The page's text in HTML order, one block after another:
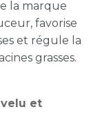
la marque
favorise
et régule la
grasses.
et